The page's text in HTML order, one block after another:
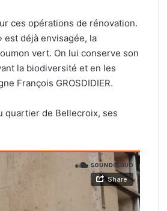
ces opérations de rénovation.
est déjà envisagée, la
vert. On lui conserve son
la biodiversité et en les
François GROSDIDIER.
quartier de Bellecroix, ses